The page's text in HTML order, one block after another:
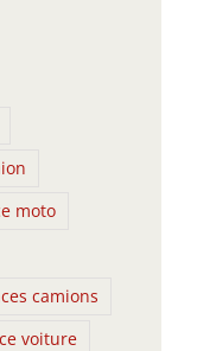
moto
camions
voiture